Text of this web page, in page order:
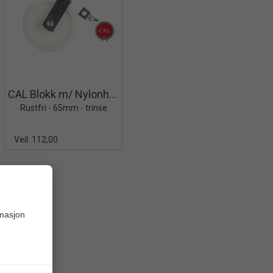
CAL Blokk m/ Nylonhjul - Enkel
Rustfri - 65mm - trinse
Veil. 112,00